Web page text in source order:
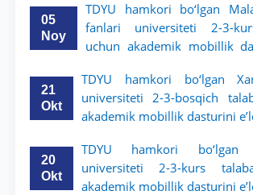
05
Noy
TDYU hamkori bo‘lgan
fanlari universiteti 2-3-
uchun akademik mobillik
21
Okt
TDYU hamkori bo‘lgan
universiteti 2-3-bosqich
akademik mobillik dasturini
20
Okt
TDYU hamkori bo‘lgan
universiteti 2-3-kurs
akademik mobillik dasturini